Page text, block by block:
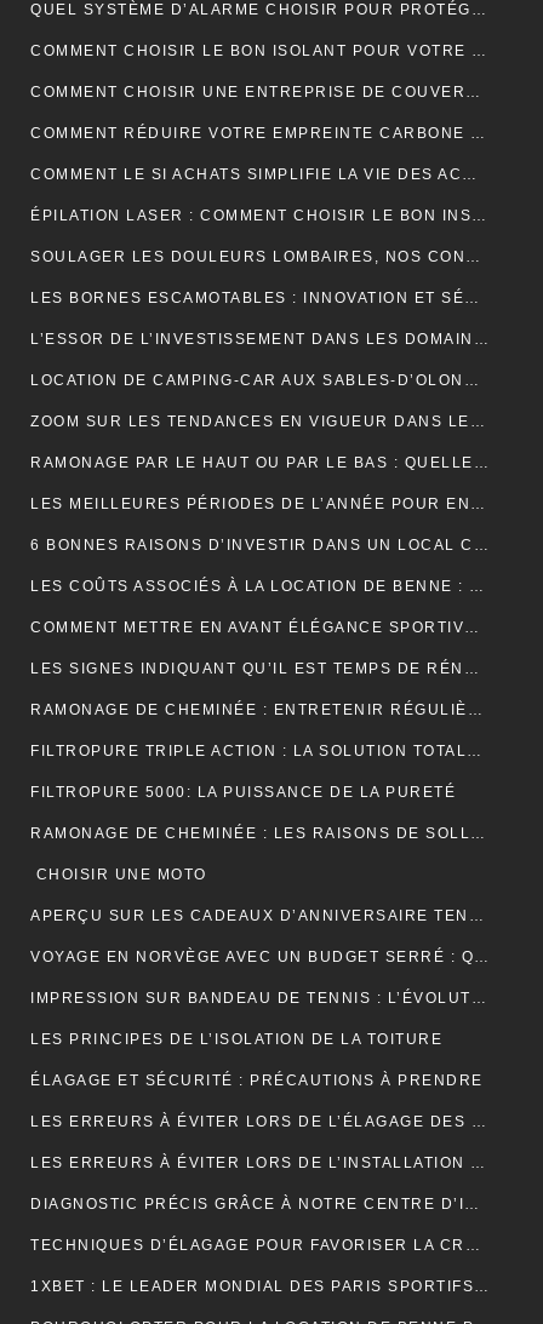
QUEL SYSTÈME D’ALARME CHOISIR POUR PROTÉGER VOTRE MAISON ?
COMMENT CHOISIR LE BON ISOLANT POUR VOTRE TOITURE ?
COMMENT CHOISIR UNE ENTREPRISE DE COUVERTURE ?
COMMENT RÉDUIRE VOTRE EMPREINTE CARBONE ET VIVRE DURABLEMENT ?
COMMENT LE SI ACHATS SIMPLIFIE LA VIE DES ACHETEURS
ÉPILATION LASER : COMMENT CHOISIR LE BON INSTITUT ?
SOULAGER LES DOULEURS LOMBAIRES, NOS CONSEILS
LES BORNES ESCAMOTABLES : INNOVATION ET SÉCURITÉ POUR L’ESPACE URBAIN
L’ESSOR DE L’INVESTISSEMENT DANS LES DOMAINES VITICOLES DE PROVENCE : UNE ANALYSE ÉCONOMIQUE ET CULTURELLE
LOCATION DE CAMPING-CAR AUX SABLES-D’OLONNE : LA LIBERTÉ DE DÉCOUVRIR LA CÔTE ATLANTIQUE
ZOOM SUR LES TENDANCES EN VIGUEUR DANS LE DOMAINE DU WEBMARKETING
RAMONAGE PAR LE HAUT OU PAR LE BAS : QUELLE TECHNIQUE EST LA PLUS EFFICACE ?
LES MEILLEURES PÉRIODES DE L’ANNÉE POUR ENTRETENIR VOS GOUTTIÈRES
6 BONNES RAISONS D’INVESTIR DANS UN LOCAL COMMERCIAL
LES COÛTS ASSOCIÉS À LA LOCATION DE BENNE : CE QUE VOUS DEVEZ SAVOIR
COMMENT METTRE EN AVANT ÉLÉGANCE SPORTIVE AVEC LE POLO RUGBY ALL BLACK ?
LES SIGNES INDIQUANT QU’IL EST TEMPS DE RÉNOVER VOTRE TOITURE
RAMONAGE DE CHEMINÉE : ENTRETENIR RÉGULIÈREMENT VOS CONDUITS DE FUMÉE
FILTROPURE TRIPLE ACTION : LA SOLUTION TOTALE POUR L’EAU
FILTROPURE 5000: LA PUISSANCE DE LA PURETÉ
RAMONAGE DE CHEMINÉE : LES RAISONS DE SOLLICITER LES SERVICES D’UN PROFESSIONNEL
CHOISIR UNE MOTO
APERÇU SUR LES CADEAUX D’ANNIVERSAIRE TENDANCES
VOYAGE EN NORVÈGE AVEC UN BUDGET SERRÉ : QUELQUES PETITS CONSEILS
IMPRESSION SUR BANDEAU DE TENNIS : L’ÉVOLUTION MODERNE
LES PRINCIPES DE L’ISOLATION DE LA TOITURE
ÉLAGAGE ET SÉCURITÉ : PRÉCAUTIONS À PRENDRE
LES ERREURS À ÉVITER LORS DE L’ÉLAGAGE DES JEUNES ARBRES
LES ERREURS À ÉVITER LORS DE L’INSTALLATION D’UNE NOUVELLE TOITURE
DIAGNOSTIC PRÉCIS GRÂCE À NOTRE CENTRE D’IMAGERIE ET SCANNER MODERNE
TECHNIQUES D’ÉLAGAGE POUR FAVORISER LA CROISSANCE DES ARBRES
1XBET : LE LEADER MONDIAL DES PARIS SPORTIFS EN LIGNE GRÂCE À UNE PLATEFORME CONVIVIALE ET UNE DIVERSITÉ DE MARCHÉS